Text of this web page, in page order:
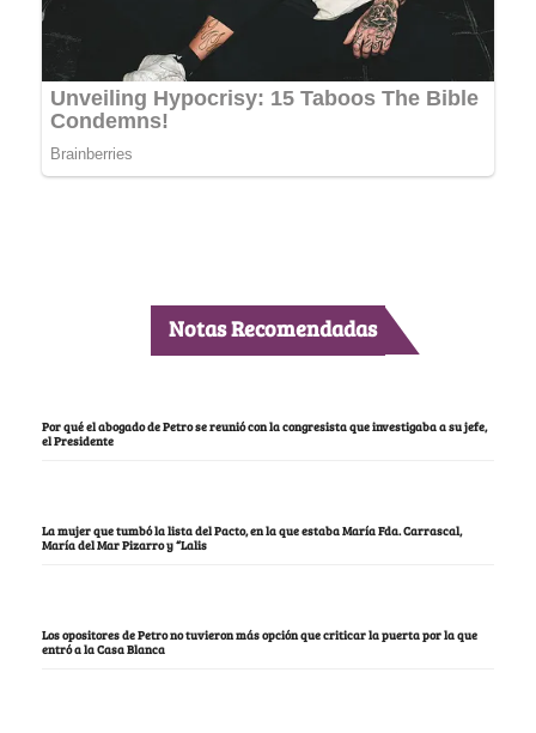
Notas Recomendadas
Por qué el abogado de Petro se reunió con la congresista que investigaba a su jefe,
el Presidente
La mujer que tumbó la lista del Pacto, en la que estaba María Fda. Carrascal,
María del Mar Pizarro y “Lalis
Los opositores de Petro no tuvieron más opción que criticar la puerta por la que
entró a la Casa Blanca